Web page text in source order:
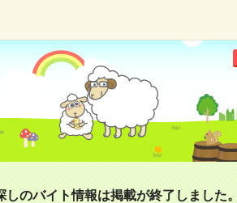
しのバイト情報は掲載が終了しました